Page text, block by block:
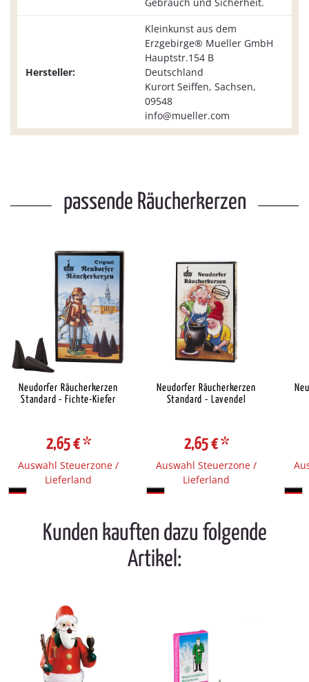
Hersteller:
Kleinkunst aus dem
Erzgebirge® Mueller GmbH
Hauptstr.154 B
Deutschland
Kurort Seiffen, Sachsen,
09548
info@mueller.com
passende Räucherkerzen
Neudorfer Räucherkerzen
Standard - Fichte-Kiefer
2,65 €*
Auswahl Steuerzone /
Lieferland
Neudorfer Räucherkerzen
Standard - Lavendel
2,65 €*
Auswahl Steuerzone /
Lieferland
Kunden kauften dazu folgende
Artikel: